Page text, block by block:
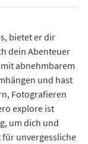
bietet er dir
dein Abenteuer
abnehmbarem
und hast
Fotografieren
explore ist
um dich und
unvergessliche